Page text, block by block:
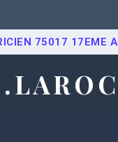
75017 17EME